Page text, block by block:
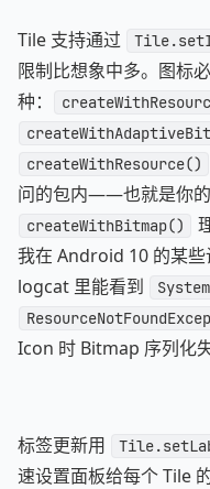
Tile 支持通过
限制比想象中多。图标
种：
createWithResource()
问的包内——也就是你的
createWithBitmap()
我在 Android 10 的某些
logcat 里能看到
Icon 时 Bitmap 序列化失
标签更新用
速设置面板给每个 Tile